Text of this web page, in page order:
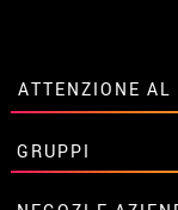
ATTENZIONE AL
• Su di noi
• Condizioni di
• Avviso legale
GRUPPI